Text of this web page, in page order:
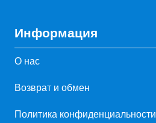
Информация
О нас
Возврат и обмен
Политика конфиденциальности